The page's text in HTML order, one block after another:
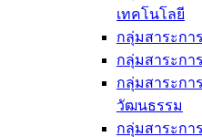
เทคโนโลยี
กลุ่มสาระกา
กลุ่มสาระกา
กลุ่มสาระกา
วัฒนธรรม
กลุ่มสาระกา